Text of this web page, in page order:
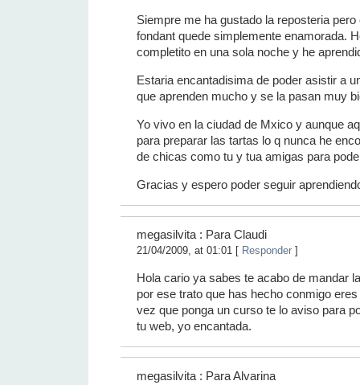
Siempre me ha gustado la reposteria
fondant quede simplemente enamorada.
completito en una sola noche y he
Estaria encantadisima de poder asistir a
que aprenden mucho y se la pasan muy
Yo vivo en la ciudad de Mxico y aunque
para preparar las tartas lo q nunca he
de chicas como tu y tua amigas para
Gracias y espero poder seguir
megasilvita : Para Claudi
21/04/2009, at 01:01 [ Responder ]
Hola cario ya sabes te acabo de mandar
por ese trato que has hecho conmigo
vez que ponga un curso te lo aviso para
tu web, yo encantada.
megasilvita : Para Alvarina